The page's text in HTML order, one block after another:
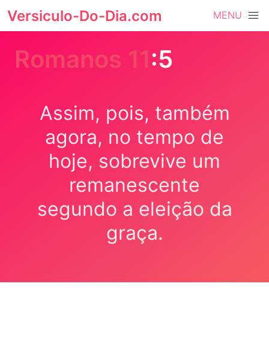
Versiculo-Do-Dia.com MENU
Romanos 11:5
Assim, pois, também
agora, no tempo de
hoje, sobrevive um
remanescente
segundo a eleição da
graça.